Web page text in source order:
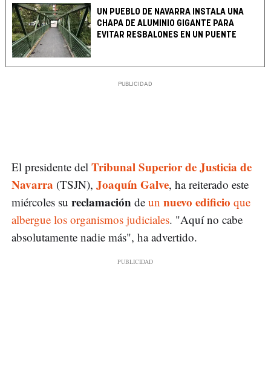
UN PUEBLO DE NAVARRA INSTALA UNA
CHAPA DE ALUMINIO GIGANTE PARA
EVITAR RESBALONES EN UN PUENTE
El presidente del Tribunal Superior de Justicia de
Navarra (TSJN), Joaquín Galve, ha reiterado este
miércoles su reclamación de un nuevo edificio que
albergue los organismos judiciales. "Aquí no cabe
absolutamente nadie más", ha advertido.